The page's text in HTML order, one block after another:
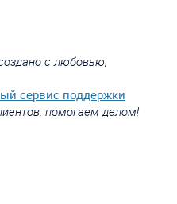
с любовью,
сервис поддержки
помогаем делом!